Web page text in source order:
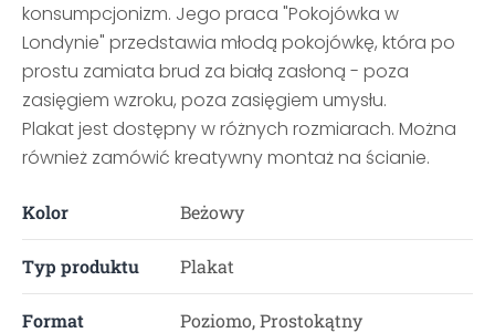
konsumpcjonizm. Jego praca "Pokojówka w
Londynie" przedstawia młodą pokojówkę, która po
prostu zamiata brud za białą zasłoną - poza
zasięgiem wzroku, poza zasięgiem umysłu.
Plakat jest dostępny w różnych rozmiarach. Można
również zamówić kreatywny montaż na ścianie.
Kolor Beżowy
Typ produktu Plakat
Format Poziomo, Prostokątny